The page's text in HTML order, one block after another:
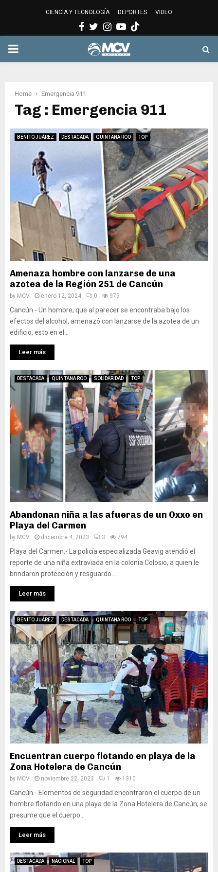
CIENCIA Y TECNOLOGÍA DEPORTES VIDEO
Facebook
Twitter
Instagram
Youtube
PRIMARY
Home Emergencia 911
Tag : Emergencia 911
BENITO JUÁREZ DESTACADA QUINTANA ROO TOP
Amenaza hombre con lanzarse de una
azotea de la Región 251 de Cancún
by MCV enero 12, 2024 0 979
Cancún.- Un hombre, que al parecer se encontraba bajo los
efectos del alcohol, amenazó con lanzarse de la azotea de un
edificio, esto en el...
Leer más
DESTACADA QUINTANA ROO SOLIDARIDAD TOP
Abandonan niña a las afueras de un Oxxo en
Playa del Carmen
by MCV diciembre 4, 2023 3 794
Playa del Carmen.- La policía especializada Geavig atendió el
reporte de una niña extraviada en la colonia Colosio, a quien le
brindaron protección y resguardo....
Leer más
BENITO JUÁREZ DESTACADA QUINTANA ROO TOP
Encuentran cuerpo flotando en playa de la
Zona Hotelera de Cancún
by MCV noviembre 22, 2023 1 1310
Cancún.- Elementos de seguridad encontraron el cuerpo de un
hombre flotando en una playa de la Zona Hotelera de Cancún; se
presume que el cuerpo...
Leer más
DESTACADA NACIONAL TOP